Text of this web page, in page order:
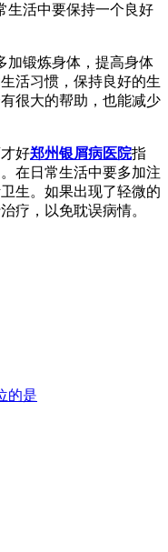
生活中要保持一个良好
加锻炼身体，提高身体
活习惯，保持良好的生
很大的帮助，也能减少
好郑州银屑病医院指
在日常生活中要多加注
生。如果出现了轻微的
疗，以免耽误病情。
的是